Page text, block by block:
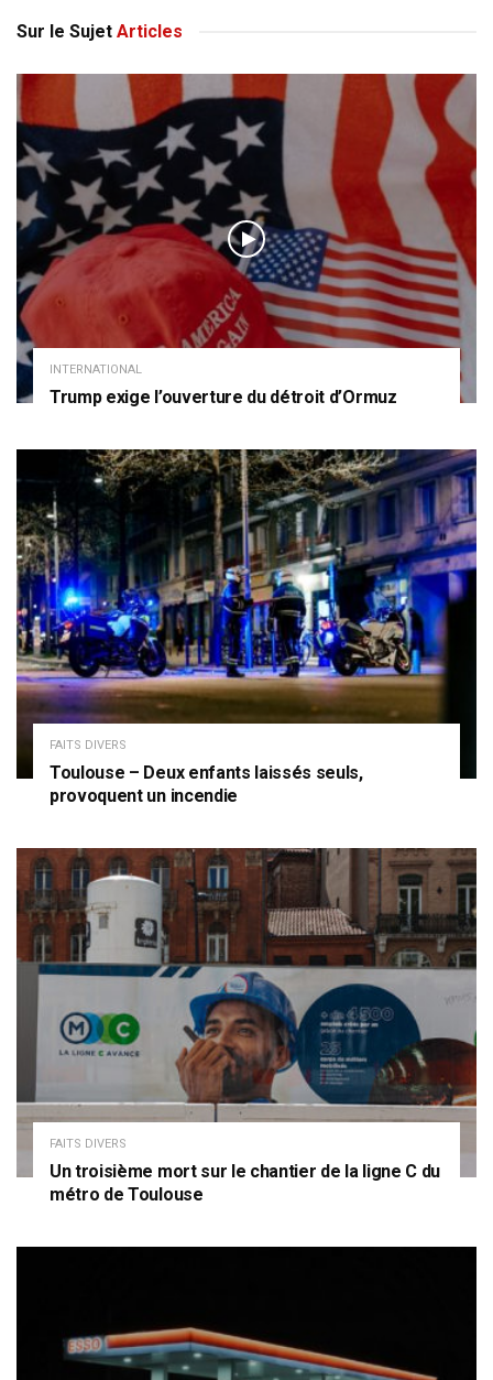
Sur le Sujet Articles
INTERNATIONAL
Trump exige l’ouverture du détroit d’Ormuz
FAITS DIVERS
Toulouse – Deux enfants laissés seuls,
provoquent un incendie
FAITS DIVERS
Un troisième mort sur le chantier de la ligne C du
métro de Toulouse